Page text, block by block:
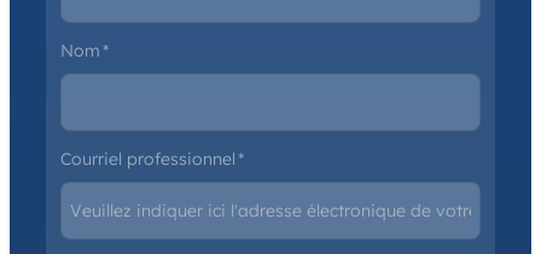
Nom*
Courriel professionnel*